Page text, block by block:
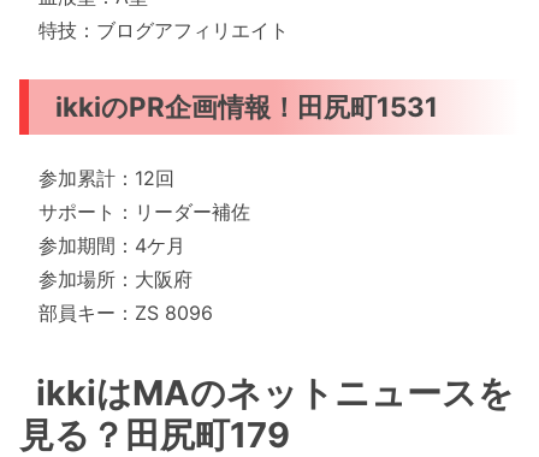
特技：ブログアフィリエイト
ikkiのPR企画情報！田尻町1531
参加累計：12回
サポート：リーダー補佐
参加期間：4ケ月
参加場所：大阪府
部員キー：ZS 8096
ikkiはMAのネットニュースを
見る？田尻町179